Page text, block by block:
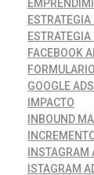
FACEBOOK
GOOGLE ADS
IMPACTO
INBOUND
INSTAGRAM
ISTAGRAM